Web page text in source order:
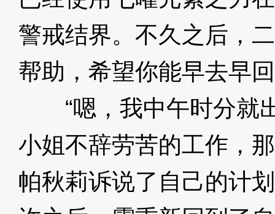
警戒结界。不久之后，
帮助，希望你能早去早
“嗯，我中午时分就
小姐不辞劳苦的工作，
帕秋莉诉说了自己的计